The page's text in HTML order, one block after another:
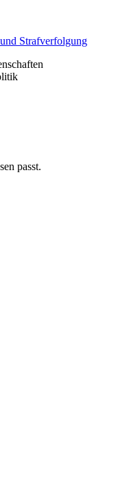
Strafverfolgung
passt.